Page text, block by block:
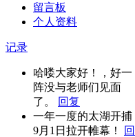
留言板
个人资料
记录
哈喽大家好！，好一
阵没与老师们见面
了。
回复
一年一度的太湖开捕
9月1日拉开帷幕！
回